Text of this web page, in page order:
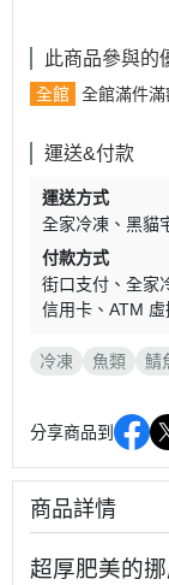
此商品參與的
全館 全館滿件
運送&付款
運送方式
全家冷凍
黑貓
付款方式
街口支付
全家
信用卡
ATM
冷凍 魚類 鯖
分享商品到
商品詳情
超厚肥美的